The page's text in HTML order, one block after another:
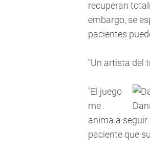
recuperan
embargo, se
pacientes
"Un artista del
"El juego
me
anima a seguir
paciente que